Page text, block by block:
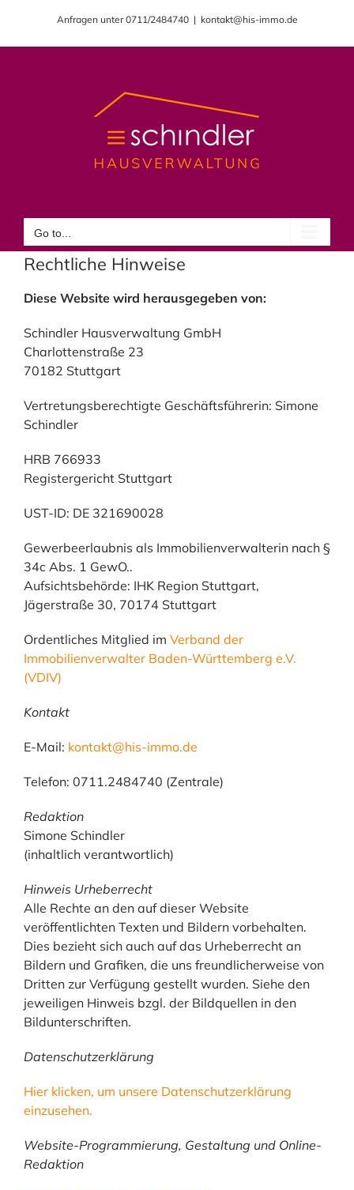
content
Anfragen unter 0711/2484740 | kontakt@his-immo.de
Go to...
Rechtliche Hinweise
Diese Website wird herausgegeben von:
Schindler Hausverwaltung GmbH
Charlottenstraße 23
70182 Stuttgart
Vertretungsberechtigte Geschäftsführerin: Simone
Schindler
HRB 766933
Registergericht Stuttgart
UST-ID: DE 321690028
Gewerbeerlaubnis als Immobilienverwalterin nach §
34c Abs. 1 GewO..
Aufsichtsbehörde: IHK Region Stuttgart,
Jägerstraße 30, 70174 Stuttgart
Ordentliches Mitglied im Verband der
Immobilienverwalter Baden-Württemberg e.V.
(VDIV)
Kontakt
E-Mail: kontakt@his-immo.de
Telefon: 0711.2484740 (Zentrale)
Redaktion
Simone Schindler
(inhaltlich verantwortlich)
Hinweis Urheberrecht
Alle Rechte an den auf dieser Website
veröffentlichten Texten und Bildern vorbehalten.
Dies bezieht sich auch auf das Urheberrecht an
Bildern und Grafiken, die uns freundlicherweise von
Dritten zur Verfügung gestellt wurden. Siehe den
jeweiligen Hinweis bzgl. der Bildquellen in den
Bildunterschriften.
Datenschutzerklärung
Hier klicken, um unsere Datenschutzerklärung
einzusehen.
Website-Programmierung, Gestaltung und Online-
Redaktion